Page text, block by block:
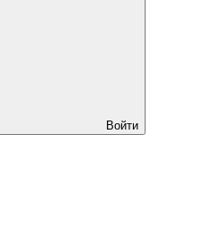
Войти